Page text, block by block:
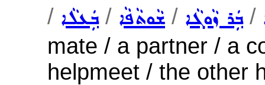
/ ܒܲܥܠܵܐ/ ܫܵܘܬܵܦܵܐ / ܒܲܪ ܙܵܘܓܵܐ/
mate / a partner / a
helpmeet / the other